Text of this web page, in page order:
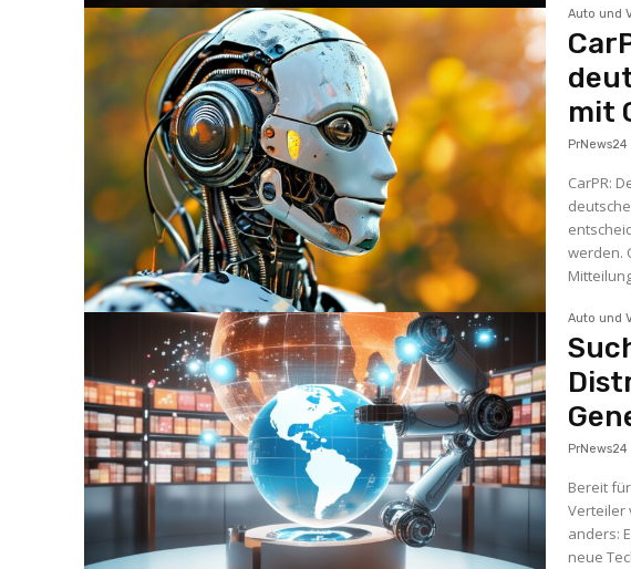
Auto und
mit
PrNews24
CarPR:
deutsche
werden.
Auto und
PrNews24
Bereit
Verteiler
anders:
neue